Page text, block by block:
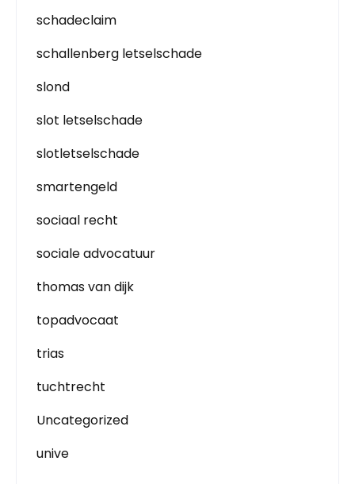
schadeclaim
schallenberg letselschade
slond
slot letselschade
slotletselschade
smartengeld
sociaal recht
sociale advocatuur
thomas van dijk
topadvocaat
trias
tuchtrecht
Uncategorized
unive